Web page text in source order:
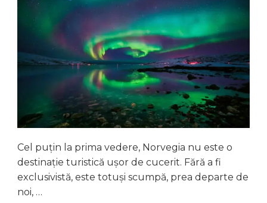
Cel puțin la prima vedere, Norvegia nu este o
destinație turistică ușor de cucerit. Fără a fi
exclusivistă, este totuși scumpă, prea departe de
noi, …